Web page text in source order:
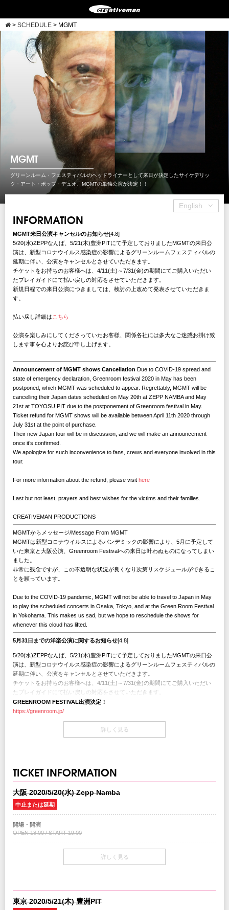
> SCHEDULE > MGMT
MGMT
グリーンルーム・フェスティバルのヘッドライナーとして来日が決定したサイケデリッ
ク・アート・ポップ・デュオ、MGMTの単独公演が決定！！
English
INFORMATION
MGMT来日公演キャンセルのお知らせ[4.8]
5/20(水)ZEPPなんば、5/21(木)豊洲PITにて予定しておりましたMGMTの来日公
演は、新型コロナウイルス感染症の影響によるグリーンルームフェスティバルの
延期に伴い、公演をキャンセルとさせていただきます。
チケットをお持ちのお客様へは、4/11(土)～7/31(金)の期間にてご購入いただい
たプレイガイドにて払い戻しの対応をさせていただきます。
新規日程での来日公演につきましては、検討の上改めて発表させていただきま
す。
払い戻し詳細は こちら
公演を楽しみにしてくださっていたお客様、関係各社には多大なご迷惑お掛け致
します事を心よりお詫び申し上げます。
Announcement of MGMT shows Cancellation Due to COVID-19 spread and
state of emergency declaration, Greenroom festival 2020 in May has been
postponed, which MGMT was scheduled to appear. Regrettably, MGMT will be
cancelling their Japan dates scheduled on May 20th at ZEPP NAMBA and May
21st at TOYOSU PIT due to the postponement of Greenroom festival in May.
Ticket refund for MGMT shows will be available between April 11th 2020 through
July 31st at the point of purchase.
Their new Japan tour will be in discussion, and we will make an announcement
once it’s confirmed.
We apologize for such inconvenience to fans, crews and everyone involved in this
tour.
For more information about the refund, please visit here
Last but not least, prayers and best wishes for the victims and their families.
CREATIVEMAN PRODUCTIONS
MGMTからメッセージ/Message From MGMT
MGMTは新型コロナウイルスによるパンデミックの影響により、5月に予定して
いた東京と大阪公演、Greenroom Festivalへの来日は叶わぬものになってしまい
ました。
非常に残念ですが、この不透明な状況が良くなり次第リスケジュールができるこ
とを願っています。
Due to the COVID-19 pandemic, MGMT will not be able to travel to Japan in May
to play the scheduled concerts in Osaka, Tokyo, and at the Green Room Festival
in Yokohama. This makes us sad, but we hope to reschedule the shows for
whenever this cloud has lifted.
5月31日までの洋楽公演に関するお知らせ[4.8]
5/20(水)ZEPPなんば、5/21(木)豊洲PITにて予定しておりましたMGMTの来日公
演は、新型コロナウイルス感染症の影響によるグリーンルームフェスティバルの
延期に伴い、公演をキャンセルとさせていただきます。
チケットをお持ちのお客様へは、4/11(土)～7/31(金)の期間にてご購入いただい
たプレイガイドにて払い戻しの対応をさせていただきます。
新規日程での来日公演につきましては、検討の上改めて発表させていただきま
す。
公演を楽しみにしてくださっていたお客様、関係各社には多大なご迷惑お掛け致
します事を心よりお詫び申し上げます。
Due to COVID-19 spread and state of emergency declaration, Greenroom festival
Regrettably, MGMT will be cancelling their Japan dates scheduled on May 20th at
ZEPP NAMBA and May 21st at TOYOSU PIT due to the postponement of
Greenroom festival in May.
Ticket refund for MGMT shows will be available between April 11th 2020 through
July 31st at the point of purchase.
We apologize for such inconvenience to fans, crews and everyone involved in this
CREATIVEMAN PRODUCTIONS
GREENROOM FESTIVAL出演決定！
https://greenroom.jp/
詳しく見る
TICKET INFORMATION
大阪 2020/5/20(水) Zepp Namba
中止または延期
開場・開演
OPEN 18:00 / START 19:00
1Fスタンディング￥7,500(税込/1Drink別)
チケット発売日
2/8(土）10:00am～
詳しく見る
東京 2020/5/21(木) 豊洲PIT